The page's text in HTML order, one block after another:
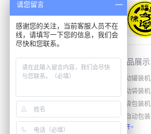
公司简介
合作客户
产品展示
自动罐装机
自动袋装机
大袋包装机
半自动包装
螺杆计量机
展开>
请您留言
感谢您的关注，当前客服人员不在
线，请填写一下您的信息，我们会
尽快和您联系。